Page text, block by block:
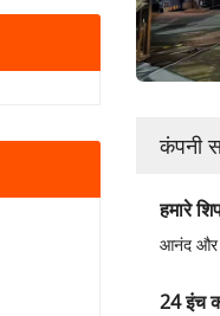
कंपनी
हमारे
आनंद और
24 इंच